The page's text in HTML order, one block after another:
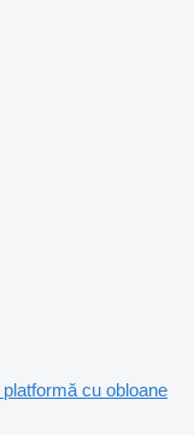
cu obloane